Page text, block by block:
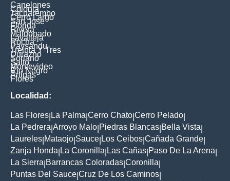
Canelones
Colonia
Tacuarembo
Cerro Largo
San Jose
Florida
Rivera
Maldonado
Lavalleja
Rocha
Paysandu
Treinta Y Tres
Durazno
Soriano
Salto
Montevideo
Rio Negro
Artigas
Flores
Localidad:
Las Flores La Palma Cerro Chato Cerro Pelado
La Pedrera Arroyo Malo Piedras Blancas Bella Vista
Laureles Mataojo Sauce Los Ceibos Cañada Grande
Zanja Honda La Coronilla Las Cañas Paso De La Arena
La Sierra Barrancas Coloradas Coronilla
Puntas Del Sauce Cruz De Los Caminos